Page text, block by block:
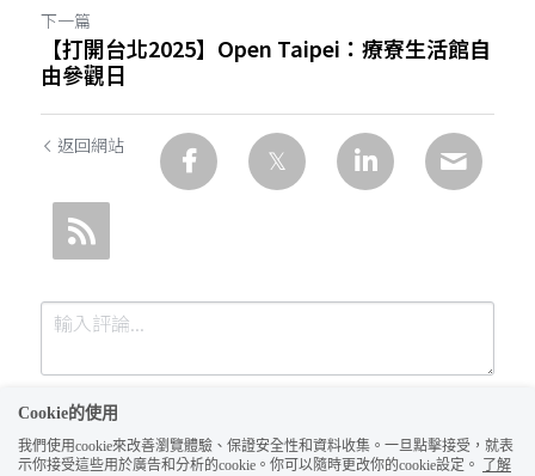
下一篇
【打開台北2025】Open Taipei：療寮生活館自
由參觀日
返回網站
Cookie的使用
我們使用cookie來改善瀏覽體驗、保證安全性和資料收集。一旦點擊接受，就表
示你接受這些用於廣告和分析的cookie。你可以隨時更改你的cookie設定。
了解